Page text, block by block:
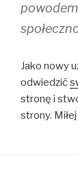
Jako nowy
odwiedzić
stronę i
strony.